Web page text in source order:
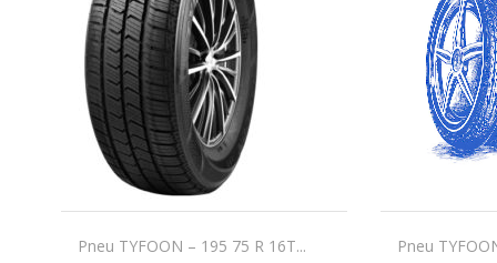
Pneu TYFOON – 195 75 R 16T... Pneu